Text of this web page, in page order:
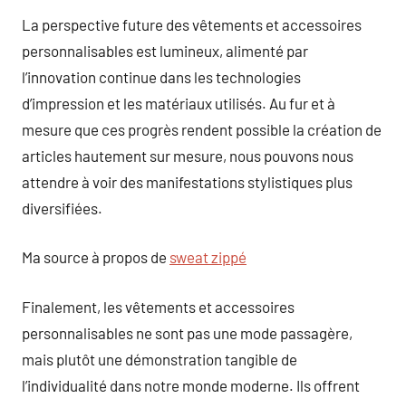
La perspective future des vêtements et accessoires
personnalisables est lumineux, alimenté par
l’innovation continue dans les technologies
d’impression et les matériaux utilisés. Au fur et à
mesure que ces progrès rendent possible la création de
articles hautement sur mesure, nous pouvons nous
attendre à voir des manifestations stylistiques plus
diversifiées.
Ma source à propos de sweat zippé
Finalement, les vêtements et accessoires
personnalisables ne sont pas une mode passagère,
mais plutôt une démonstration tangible de
l’individualité dans notre monde moderne. Ils offrent